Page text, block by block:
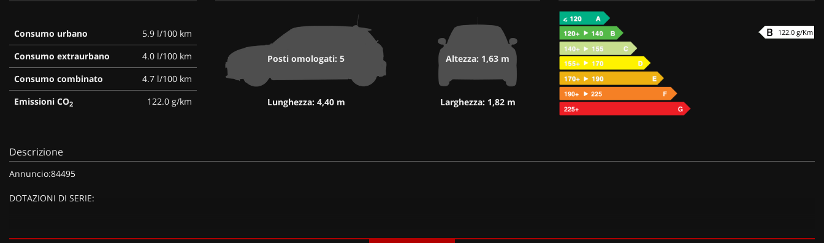
Consumo urbano
5.9 l/100 km
Consumo extraurbano
4.0 l/100 km
Consumo combinato
4.7 l/100 km
Emissioni CO2 122.0 g/km
Posti omologati: 5
Lunghezza: 4,40 m
Altezza: 1,63 m
Larghezza: 1,82 m
122.0 g/Km
Descrizione
Annuncio:84495
DOTAZIONI DI SERIE: